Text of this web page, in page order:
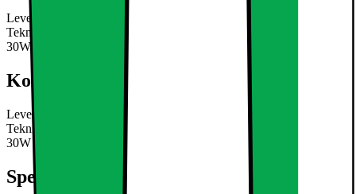
Leveringsomfang: 12 x 5W Warm White LED Forsænket Lys
Teknisk information: Lysstyrke: 334 lumen Svarende til Halogen:
30W ca.
Læs mere om produktet
Kort om produktet
Leveringsomfang: 12 x 5W Warm White LED Forsænket Lys
Teknisk information: Lysstyrke: 334 lumen Svarende til Halogen:
30W ca.
Læs mere om produktet
Specifikationer